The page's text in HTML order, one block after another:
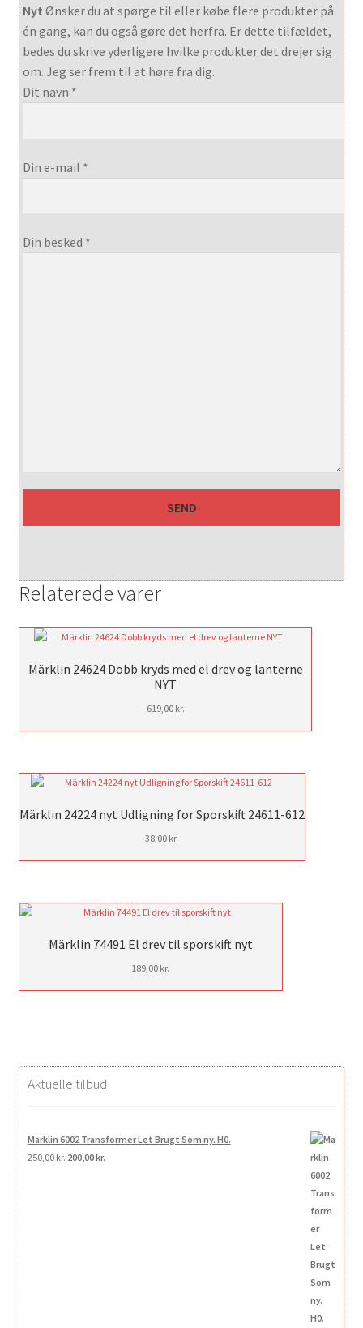
Nyt Ønsker du at spørge til eller købe flere produkter på
én gang, kan du også gøre det herfra. Er dette tilfældet,
bedes du skrive yderligere hvilke produkter det drejer sig
om. Jeg ser frem til at høre fra dig.
Dit navn *
Din e-mail *
Din besked *
Relaterede varer
Märklin 24624 Dobb kryds med el drev og lanterne
NYT
619,00 kr.
Märklin 24224 nyt Udligning for Sporskift 24611-612
38,00 kr.
Märklin 74491 El drev til sporskift nyt
189,00 kr.
Aktuelle tilbud
Marklin 6002 Transformer Let Brugt Som ny. H0.
250,00kr. Den
200,00kr.Den